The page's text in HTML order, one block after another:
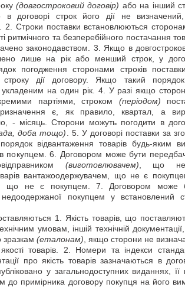
(довгостроковий договір) або на інший
договорі строк його дії не визначений,
2. Строки поставки встановлюються
ритмічного та безперебійного постачання
законодавством. 3. Якщо в
лише на рік або менший строк, у
погодження сторонами строків
строку дії договору. Якщо такий
укладеним на один рік. 4. У разі якщо
партіями, строком (періодом)
призначення є, як правило, квартал, а
- місяць. Сторони можуть погодити в
доба тощо) . 5. У договорі поставки за
відвантаження товарів будь-яким
покупцем. 6. Договором може бути
(виготовлювачем) , що
вантажоодержувачем, що не є
що не є покупцем. 7. Договором може
покупцем у встановлений
1. Якість товарів, що
умовам, іншій технічній
зразкам (еталонам) , якщо сторони не
товарів. 2. Номери та індекси
про якість товарів зазначаються в
у загальнодоступних виданнях, її
до примірника договору покупця на його